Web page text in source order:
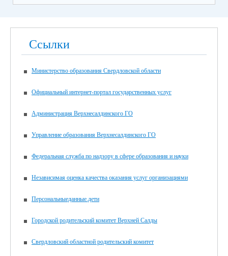
Ссылки
Министерство образования Свердловской области
Официальный интернет-портал государственных услуг
Администрация Верхнесалдинского ГО
Управление образования Верхнесалдинского ГО
Федеральная служба по надзору в сфере образования и науки
Независимая оценка качества оказания услуг организациями
Персональныеданные.дети
Городской родительский комитет Верхней Салды
Свердловский областной родительский комитет